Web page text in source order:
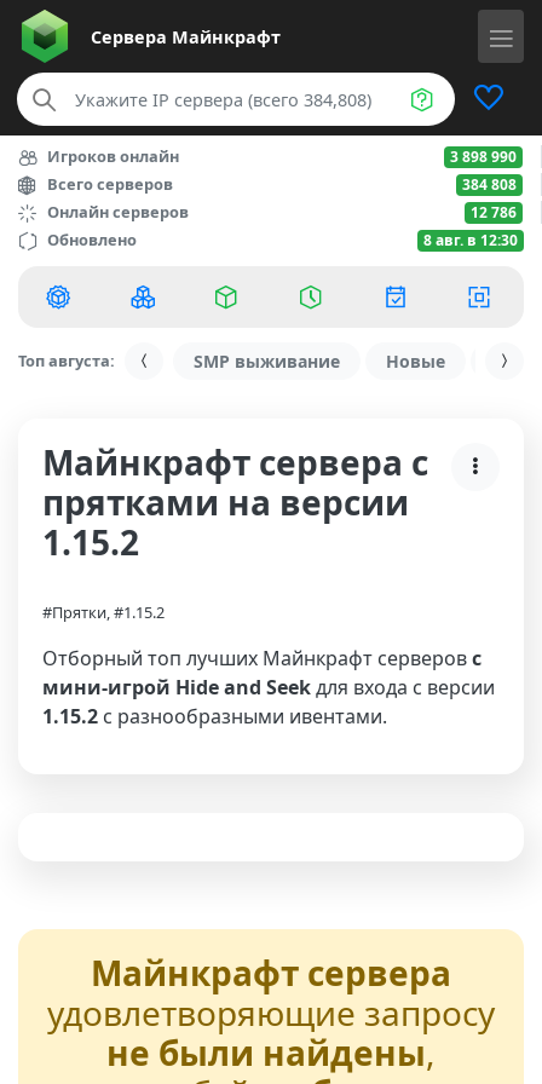
Сервера Майнкрафт
Игроков онлайн 3 898 990
Всего серверов 384 808
Онлайн серверов 12 786
Обновлено 8 авг. в 12:30
Топ августа: SMP выживание Новые С
Майнкрафт сервера с
прятками на версии
1.15.2
#Прятки, #1.15.2
Отборный топ лучших Майнкрафт серверовс
мини-игрой Hide and Seekдля входа с версии
1.15.2 с разнообразными ивентами.
Майнкрафт сервера
удовлетворяющие запросу
не были найдены,